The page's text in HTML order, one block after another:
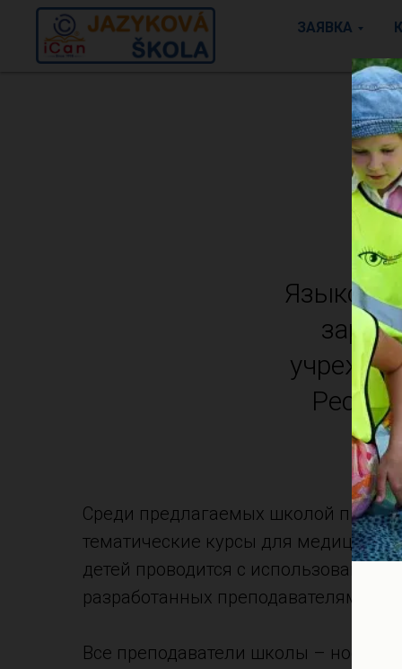
ЗАЯВКА
Среди предлагаемых школой
тематические курсы для
детей проводится с использованием
разработанных преподавателями
Все преподаватели школы –